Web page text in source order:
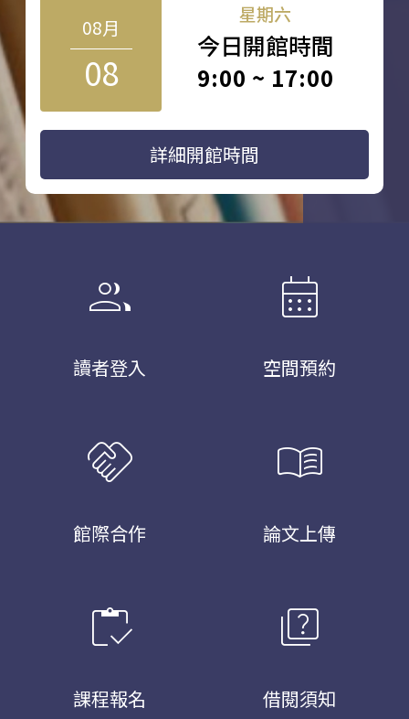
08月
08
星期六
今日開館時間
9:00 ~ 17:00
詳細開館時間
group
讀者登入
calendar_month
空間預約
handshake
館際合作
menu_book
論文上傳
inventory
課程報名
quiz
借閱須知